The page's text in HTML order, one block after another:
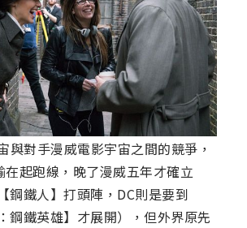
對手漫威電影宇宙之間的競爭，
在起跑線，晚了漫威五年才確立
鋼鐵人】打頭陣，DC則是要到
鋼鐵英雄】才展開），但外界原先